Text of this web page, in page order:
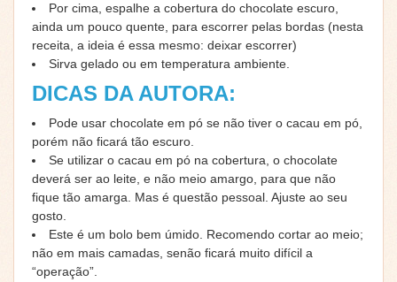
Por cima, espalhe a cobertura do chocolate escuro,
ainda um pouco quente, para escorrer pelas bordas (nesta
receita, a ideia é essa mesmo: deixar escorrer)
Sirva gelado ou em temperatura ambiente.
DICAS DA AUTORA:
Pode usar chocolate em pó se não tiver o cacau em pó,
porém não ficará tão escuro.
Se utilizar o cacau em pó na cobertura, o chocolate
deverá ser ao leite, e não meio amargo, para que não
fique tão amarga. Mas é questão pessoal. Ajuste ao seu
gosto.
Este é um bolo bem úmido. Recomendo cortar ao meio;
não em mais camadas, senão ficará muito difícil a
“operação”.